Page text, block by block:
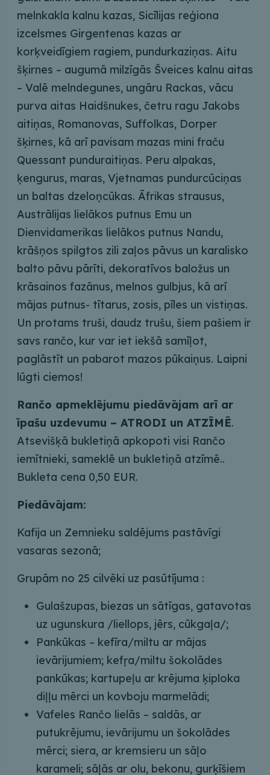
melnkakla kalnu kazas, Sicīlijas reģiona
izcelsmes Girgentenas kazas ar
korķveidīgiem ragiem, pundurkaziņas. Aitu
šķirnes – augumā milzīgās Šveices kalnu aitas
– Valē melndegunes, ungāru Rackas, vācu
purva aitas Haidšnukes, četru ragu Jakobs
aitiņas, Romanovas, Suffolkas, Dorper
šķirnes, kā arī pavisam mazas mini fraču
Quessant punduraitiņas. Peru alpakas,
ķengurus, maras, Vjetnamas pundurcūciņas
un baltas dzeloņcūkas. Āfrikas strausus,
Austrālijas lielākos putnus Emu un
Dienvidamerikas lielākos putnus Nandu,
krāšņos spilgtos zili zaļos pāvus un karalisko
balto pāvu pārīti, dekoratīvos baložus un
krāsainos fazānus, melnos gulbjus, kā arī
mājas putnus- tītarus, zosis, pīles un vistiņas.
Un protams truši, daudz trušu, šiem pašiem ir
savs rančo, kur var iet iekšā samīļot,
paglāstīt un pabarot mazos pūkaiņus. Laipni
lūgti ciemos!
Rančo apmeklējumu piedāvājam arī ar
īpašu uzdevumu – ATRODI un ATZĪMĒ.
Atsevišķā bukletiņā apkopoti visi Rančo
iemītnieki, sameklē un bukletiņā atzīmē..
Bukleta cena 0,50 EUR.
Piedāvājam:
Kafija un Zemnieku saldējums pastāvīgi
vasaras sezonā;
Grupām no 25 cilvēki uz pasūtījuma :
Gulašzupas, biezas un sātīgas, gatavotas
uz ugunskura /liellops, jērs, cūkgaļa/;
Pankūkas – kefīra/miltu ar mājas
ievārijumiem; kefŗa/miltu šokolādes
pankūkas; kartupeļu ar krējuma ķiploka
diļļu mērci un kovboju marmelādi;
Vafeles Rančo lielās – saldās, ar
putukrējumu, ievārijumu un šokolādes
mērci; siera, ar kremsieru un sāļo
karameli; sāļās ar olu, bekonu, gurķīšiem